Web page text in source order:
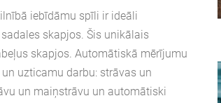
iebīdāmu spīli ir ideāli
skapjos. Šis unikālais
skapjos. Automātiskā mērījumu
uzticamu darbu: strāvas un
un maiņstrāvu un automātiski